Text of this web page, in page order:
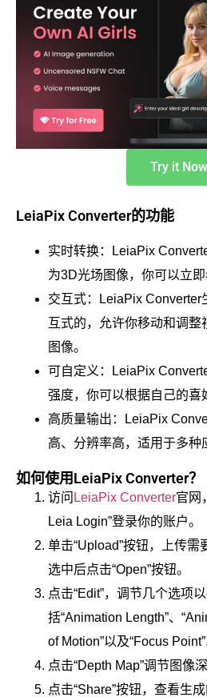
Try it Now
LeiaPix Converter的功能
实时转换：LeiaPix
为3D光场图像，你可以立即
交互式：LeiaPix Converter
互式的，允许你移动和调整
图像。
可自定义：LeiaPix
强度，你可以根据自己的喜
高质量输出：LeiaPix
高、分辨率高，适用于多种
如何使用LeiaPix Converter？
访问 LeiaPix Converter官网
Leia Login”登录你的账户。
单击“Upload”按钮，上传需
选中后点击“Open”按钮。
点击“Edit”，调节几个选项
括“Animation Length”、
of Motion”以及“Focus Point”.
点击“Depth Map”调节图像
点击“Share”按钮，查看生成